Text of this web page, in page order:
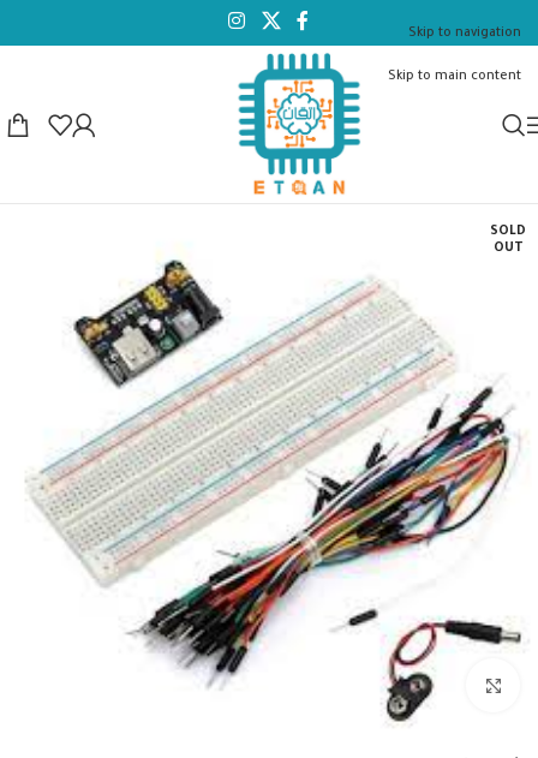
Skip to navigation
Skip to main content
SOLD
OUT
Click to enlarge